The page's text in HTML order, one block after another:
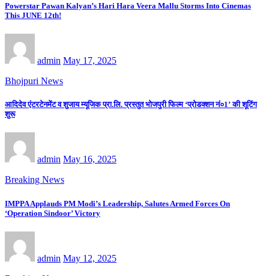
Powerstar Pawan Kalyan’s Hari Hara Veera Mallu Storms Into Cinemas
This JUNE 12th!
admin May 17, 2025
Bhojpuri News
आदिदेव एंटरटेनमेंट व शुजाय म्यूजिक प्रा.लि. प्रस्तुत भोजपुरी फिल्म ‘प्रोडक्शन नं०1’ की शूटिंग
शुरू
admin May 16, 2025
Breaking News
IMPPA Applauds PM Modi’s Leadership, Salutes Armed Forces On
‘Operation Sindoor’ Victory
admin May 12, 2025